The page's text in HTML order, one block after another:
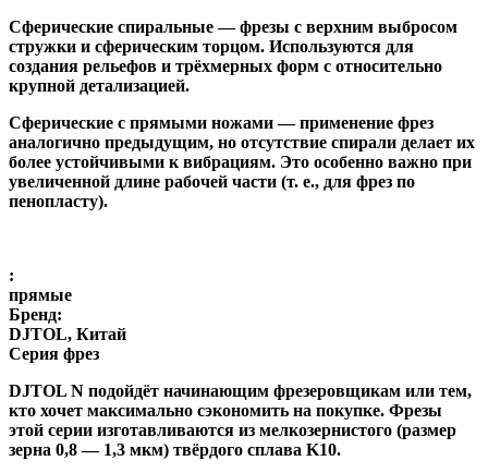
Сферические спиральные— фрезы с верхним выбросом
стружки и сферическим торцом. Используются для
создания рельефов и трёхмерных форм с относительно
крупной детализацией.
Сферические с прямыми ножами— применение фрез
аналогично предыдущим, но отсутствие спирали делает их
более устойчивыми к вибрациям. Это особенно важно при
увеличенной длине рабочей части (т. е., для фрез по
пенопласту).
:
прямые
Бренд:
DJTOL, Китай
Серия фрез
DJTOL N подойдёт начинающим фрезеровщикам или тем,
кто хочет максимально сэкономить на покупке. Фрезы
этой серии изготавливаются из мелкозернистого (размер
зерна 0,8 — 1,3 мкм) твёрдого сплава K10.